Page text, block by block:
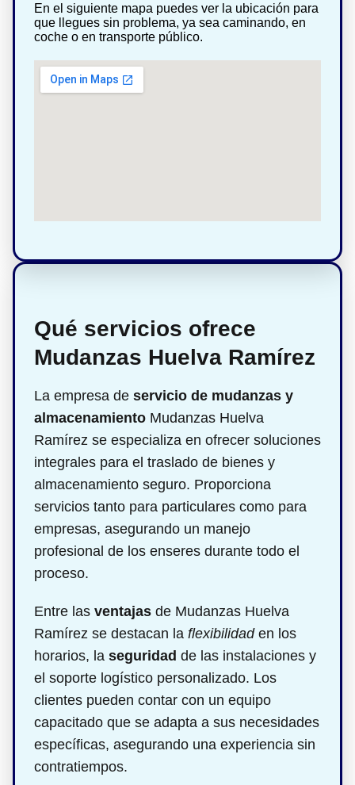
En el siguiente mapa puedes ver la ubicación para
que llegues sin problema, ya sea caminando, en
coche o en transporte público.
Qué servicios ofrece
Mudanzas Huelva Ramírez
La empresa de servicio de mudanzas y
almacenamiento Mudanzas Huelva
Ramírez se especializa en ofrecer soluciones
integrales para el traslado de bienes y
almacenamiento seguro. Proporciona
servicios tanto para particulares como para
empresas, asegurando un manejo
profesional de los enseres durante todo el
proceso.
Entre las ventajas de Mudanzas Huelva
Ramírez se destacan la flexibilidaden los
horarios, la seguridad de las instalaciones y
el soporte logístico personalizado. Los
clientes pueden contar con un equipo
capacitado que se adapta a sus necesidades
específicas, asegurando una experiencia sin
contratiempos.